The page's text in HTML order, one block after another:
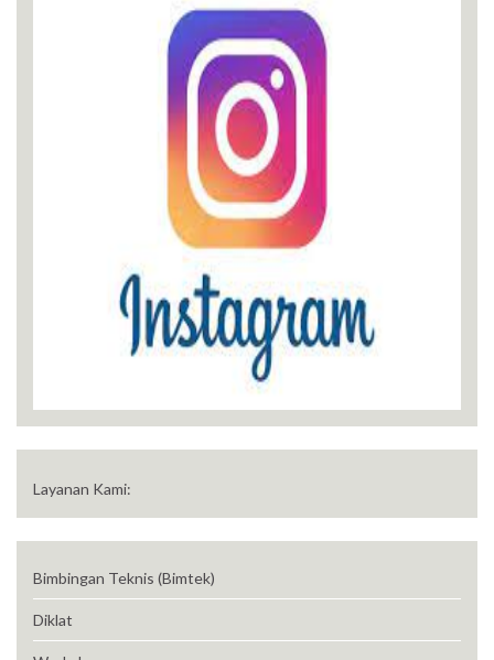
Layanan Kami:
Bimbingan Teknis (Bimtek)
Diklat